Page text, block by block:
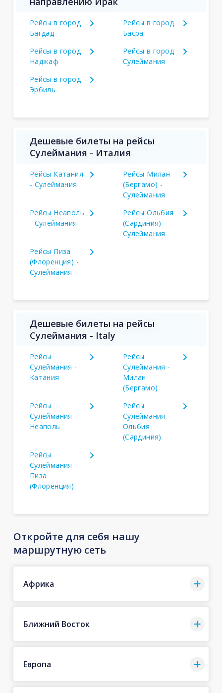
Рейсы в город
Багдад
Рейсы в город
Басра
Рейсы в город
Наджаф
Рейсы в город
Сулеймания
Рейсы в город
Эрбиль
Дешевые билеты на рейсы
Сулеймания - Италия
Рейсы Катания
- Сулеймания
Рейсы Милан
(Бергамо) -
Сулеймания
Рейсы Неаполь
- Сулеймания
Рейсы Ольбия
(Сардиния) -
Сулеймания
Рейсы Пиза
(Флоренция) -
Сулеймания
Дешевые билеты на рейсы
Сулеймания - Italy
Рейсы
Сулеймания -
Катания
Рейсы
Сулеймания -
Милан
(Бергамо)
Рейсы
Сулеймания -
Неаполь
Рейсы
Сулеймания -
Ольбия
(Сардиния)
Рейсы
Сулеймания -
Пиза
(Флоренция)
Откройте для себя нашу
маршрутную сеть
Африка
Ближний Восток
Европа